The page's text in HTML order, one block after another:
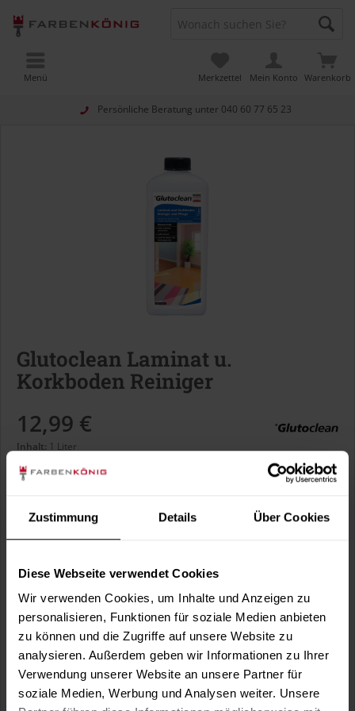
Zustimmung Details Über Cookies
Diese Webseite verwendet Cookies
Wir verwenden Cookies, um Inhalte und Anzeigen zu
personalisieren, Funktionen für soziale Medien anbieten
zu können und die Zugriffe auf unsere Website zu
analysieren. Außerdem geben wir Informationen zu Ihrer
Verwendung unserer Website an unsere Partner für
soziale Medien, Werbung und Analysen weiter. Unsere
Persönliche Beratung unter 040 60 77 65 23
Warenkorb
Merkzettel Mein Konto
Menü
Glutoclean Laminat u.
Korkboden Reiniger
12,99 €
Inhalt: 1 Liter
inkl. MwSt.
zzgl. Versandkosten
Merken Fragen zum Artikel?
Artikel-Nr.: GLC0016
Sie möchten eine größere Menge kaufen
und wünschen ein Angebot?